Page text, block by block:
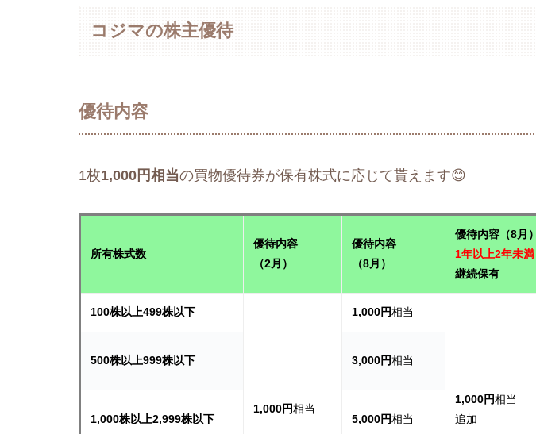
コジマの株主優待
優待内容
1枚1,000円相当の買物優待券が保有株式に応じて貰えます😊
所有株式数
優待内容
（2月）
優待内容
（8月）
優待内容（8月）
1年以上2年未満
継続保有
100株以上499株以下
1,000円相当
1,000円相当
1,000円相当
追加
500株以上999株以下 3,000円相当
1,000株以上2,999株以下 5,000円相当